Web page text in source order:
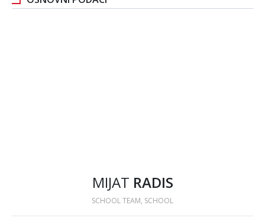
MIJAT RADIS
SCHOOL TEAM, SCHOOL